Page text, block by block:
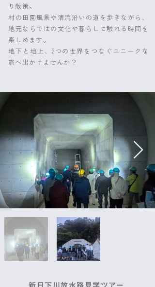
り散策。
村の田園風景や清流沿いの道を歩きながら、
地元ならではの文化や暮らしに触れる時間を
楽しめます。
地下と地上、2つの世界をつなぐユニークな
旅へ出かけませんか？
新日下川放水路見学ツアー